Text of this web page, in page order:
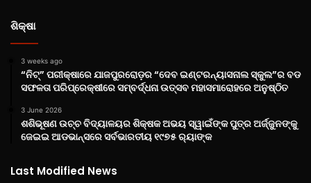
ଶିକ୍ଷା
3 weeks ago
“ନିଟ୍‌” ପରୀକ୍ଷାରେ ଯାଜପୁରରୋଡ଼ର “ଦେବ ଇଣ୍ଟରନ୍ୟାସନାଲ ସ୍କୁଲ”ର ବଡ
ସଫଳତା ପରିପ୍ରେକ୍ଷୀରେ ସମ୍ବର୍ଦ୍ଧନା ଉତ୍ସବ ମହାସମାରୋହରେ ଅନୁଷ୍ଠିତ
3 June 2026
ଶଶିଭୂଷଣ ଉଚ୍ଚ ବିଦ୍ୟାଳୟର ଶିକ୍ଷକ ଅଭୟ ସ୍ୱାଇଁଙ୍କ ପୁତ୍ର ଅର୍ଜ୍ଜୁନଙ୍କୁ
ଜେଇଇ ଆଡଭାନ୍ସରେ ସର୍ବଭାରତୀୟ ୧୯୭୫ ର‌୍ୟାଙ୍କ
Last Modified News